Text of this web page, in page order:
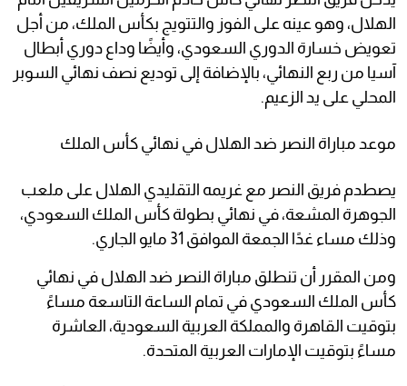
الهلال، وهو عينه على الفوز والتتويج بكأس الملك، من أجل
تعويض خسارة الدوري السعودي، وأيضًا وداع دوري أبطال
آسيا من ربع النهائي، بالإضافة إلى توديع نصف نهائي السوبر
المحلي على يد الزعيم.
موعد مباراة النصر ضد الهلال في نهائي كأس الملك
يصطدم فريق النصر مع غريمه التقليدي الهلال على ملعب
الجوهرة المشعة، في نهائي بطولة كأس الملك السعودي،
وذلك مساء غدًا الجمعة الموافق 31 مايو الجاري.
ومن المقرر أن تنطلق مباراة النصر ضد الهلال في نهائي
كأس الملك السعودي في تمام الساعة التاسعة مساءً
بتوقيت القاهرة والمملكة العربية السعودية، العاشرة
مساءً بتوقيت الإمارات العربية المتحدة.